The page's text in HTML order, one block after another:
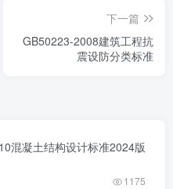
下一篇
GB50223-2008建筑工程抗
震设防分类标准
混凝土结构设计标准2024版
1175